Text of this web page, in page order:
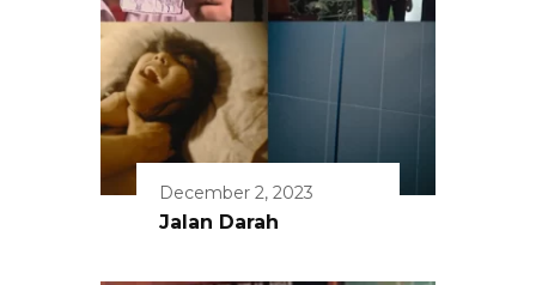
December 2, 2023
Jalan Darah